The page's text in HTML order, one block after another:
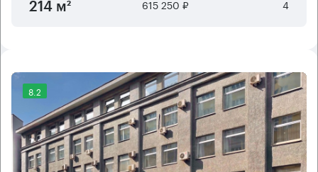
214 м² 615 250 ₽ 4
8.2